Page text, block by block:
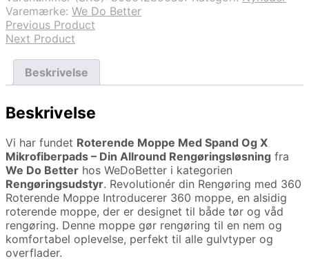
Varemærke: We Do Better
Previous Product
Next Product
Beskrivelse
Beskrivelse
Vi har fundet Roterende Moppe Med Spand Og X
Mikrofiberpads – Din Allround Rengøringsløsning fra
We Do Better hos WeDoBetter i kategorien
Rengøringsudstyr. Revolutionér din Rengøring med 360
Roterende Moppe Introducerer 360 moppe, en alsidig
roterende moppe, der er designet til både tør og våd
rengøring. Denne moppe gør rengøring til en nem og
komfortabel oplevelse, perfekt til alle gulvtyper og
overflader.